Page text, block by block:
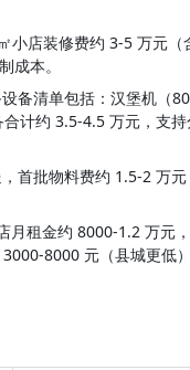
小店装修费约 3-5 万元
成本。
备清单包括：汉堡机（
计约 3.5-4.5 万元，支
首批物料费约 1.5-2 万
月租金约 8000-1.2 万
8000 元（县城更低）